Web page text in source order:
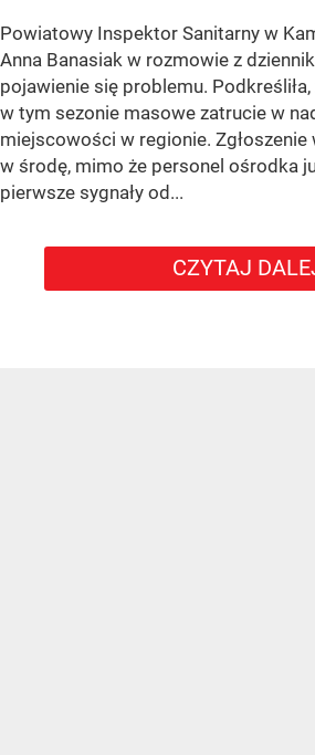
Powiatowy Inspektor Sanitarny w
Anna Banasiak w rozmowie z
pojawienie się problemu.
w tym sezonie masowe zatrucie w
miejscowości w regionie. Zgłoszenie
w środę, mimo że personel ośrodka
pierwsze sygnały od...
CZYTAJ